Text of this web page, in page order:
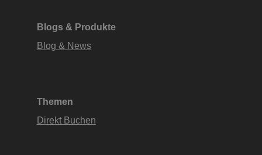
Blogs & Produkte
Blog & News
Themen
Direkt Buchen